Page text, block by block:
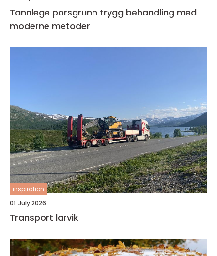
Tannlege porsgrunn trygg behandling med
moderne metoder
inspiration
01. July 2026
Transport larvik